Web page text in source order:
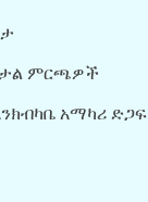
ምርጫዎች
አማካሪ ድጋፍ
ዝመናዎች።